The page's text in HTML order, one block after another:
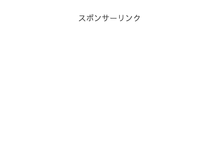
スポンサーリンク